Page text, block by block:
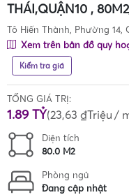
THÁI,QUẬN10 ,
Tô Hiến Thành, Phường 14,
Xem trên bản đồ quy
Kiểm tra giá
TỔNG GIÁ TRỊ:
1.89 TỶ(23,63 ₫Triệu /
Diện tích
80.0 M2
Phòng ngủ
Đang cập nhật